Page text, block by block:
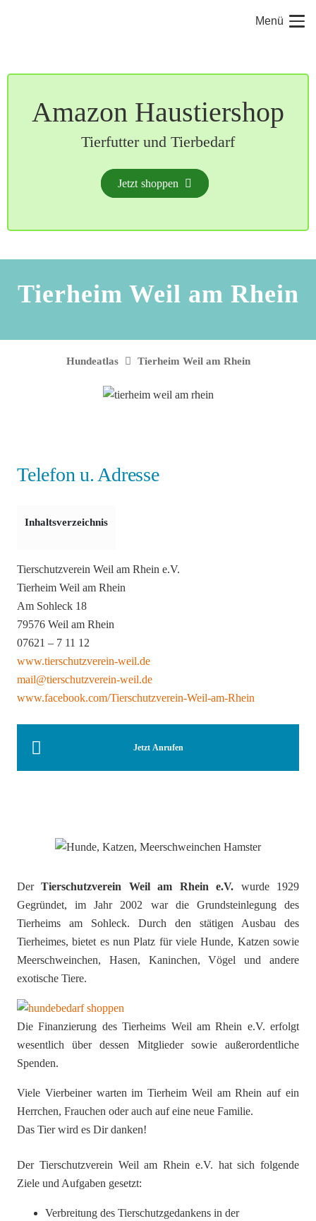
Menü
Amazon Haustiershop
Tierfutter und Tierbedarf
Jetzt shoppen
Tierheim Weil am Rhein
Hundeatlas Tierheim Weil am Rhein
Telefon u. Adresse
Inhaltsverzeichnis
Tierschutzverein Weil am Rhein e.V.
Tierheim Weil am Rhein
Am Sohleck 18
79576 Weil am Rhein
07621 – 7 11 12
www.tierschutzverein-weil.de
mail@tierschutzverein-weil.de
www.facebook.com/Tierschutzverein-Weil-am-Rhein
Jetzt Anrufen
DerTierschutzverein Weil am Rhein e.V. wurde 1929
Gegründet, im Jahr 2002 war die Grundsteinlegung des
Tierheims am Sohleck. Durch den stätigen Ausbau des
Tierheimes, bietet es nun Platz für viele Hunde, Katzen sowie
Meerschweinchen, Hasen, Kaninchen, Vögel und andere
exotische Tiere.
Die Finanzierung des Tierheims Weil am Rhein e.V. erfolgt
wesentlich über dessen Mitglieder sowie außerordentliche
Spenden.
Viele Vierbeiner warten im Tierheim Weil am Rhein auf ein
Herrchen, Frauchen oder auch auf eine neue Familie.
Das Tier wird es Dir danken!
Der Tierschutzverein Weil am Rhein e.V. hat sich folgende
Ziele und Aufgaben gesetzt:
Verbreitung des Tierschutzgedankens in der